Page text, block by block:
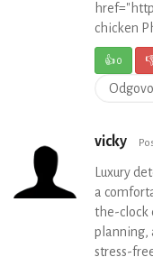
chicken
👍0
vicky
Luxury
a
the-clock
planning,
stress-